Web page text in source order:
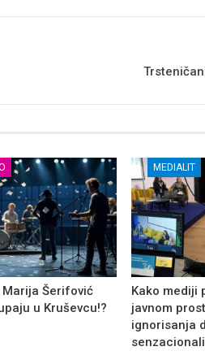
Šerifović
u Kruševcu!?
MEDIALIT
Kako mediji
javnom
ignorisanja